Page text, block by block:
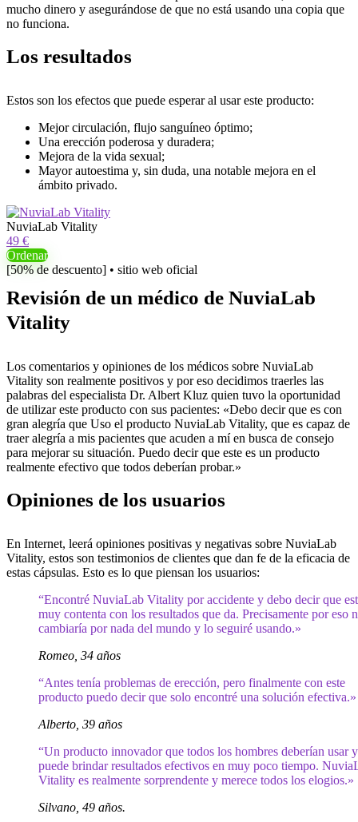
mucho dinero y asegurándose de que no está usando una copia que
no funciona.
Los resultados
Estos son los efectos que puede esperar al usar este producto:
Mejor circulación, flujo sanguíneo óptimo;
Una erección poderosa y duradera;
Mejora de la vida sexual;
Mayor autoestima y, sin duda, una notable mejora en el
ámbito privado.
NuviaLab Vitality
49 €
Ordenar
[50% de descuento] • sitio web oficial
Revisión de un médico de NuviaLab
Vitality
Los comentarios y opiniones de los médicos sobre NuviaLab
Vitality son realmente positivos y por eso decidimos traerles las
palabras del especialista Dr. Albert Kluz quien tuvo la oportunidad
de utilizar este producto con sus pacientes: «Debo decir que es con
gran alegría que Uso el producto NuviaLab Vitality, que es capaz de
traer alegría a mis pacientes que acuden a mí en busca de consejo
para mejorar su situación. Puedo decir que este es un producto
realmente efectivo que todos deberían probar.»
Opiniones de los usuarios
En Internet, leerá opiniones positivas y negativas sobre NuviaLab
Vitality, estos son testimonios de clientes que dan fe de la eficacia de
estas cápsulas. Esto es lo que piensan los usuarios:
“Encontré NuviaLab Vitality por accidente y debo decir que
muy contenta con los resultados que da. Precisamente por eso
cambiaría por nada del mundo y lo seguiré usando.»
Romeo, 34 años
“Antes tenía problemas de erección, pero finalmente con este
producto puedo decir que solo encontré una solución efectiva.»
Alberto, 39 años
“Un producto innovador que todos los hombres deberían usar
puede brindar resultados efectivos en muy poco tiempo.
Vitality es realmente sorprendente y merece todos los elogios.»
Silvano, 49 años.